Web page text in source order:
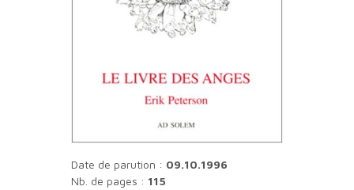
Date de parution : 09.10.1996
Nb. de pages : 115